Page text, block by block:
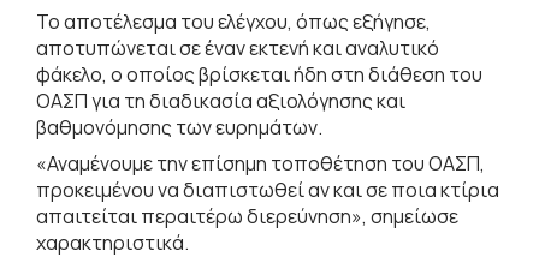
Το αποτέλεσμα του ελέγχου, όπως εξήγησε,
αποτυπώνεται σε έναν εκτενή και αναλυτικό
φάκελο, ο οποίος βρίσκεται ήδη στη διάθεση του
ΟΑΣΠ για τη διαδικασία αξιολόγησης και
βαθμονόμησης των ευρημάτων.
«Αναμένουμε την επίσημη τοποθέτηση του ΟΑΣΠ,
προκειμένου να διαπιστωθεί αν και σε ποια κτίρια
απαιτείται περαιτέρω διερεύνηση», σημείωσε
χαρακτηριστικά.